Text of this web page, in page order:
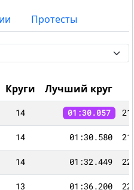
Протесты
Круги Лучший круг
14 01:30.057
14 01:30.580
14 01:32.449
13 01:36.200